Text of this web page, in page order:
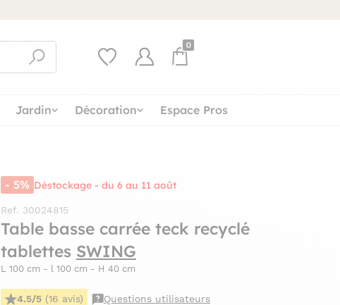
0
Jardin Décoration Espace Pros
- 5% Déstockage - du 6 au 11 août
Ref. 30024815
Table basse carrée teck recyclé
tablettes SWING
L 100 cm - l 100 cm - H 40 cm
4.5/5 (16 avis) Questions utilisateurs